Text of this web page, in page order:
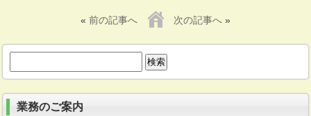
« 前の記事へ 次の記事へ »
索:
業務のご案内